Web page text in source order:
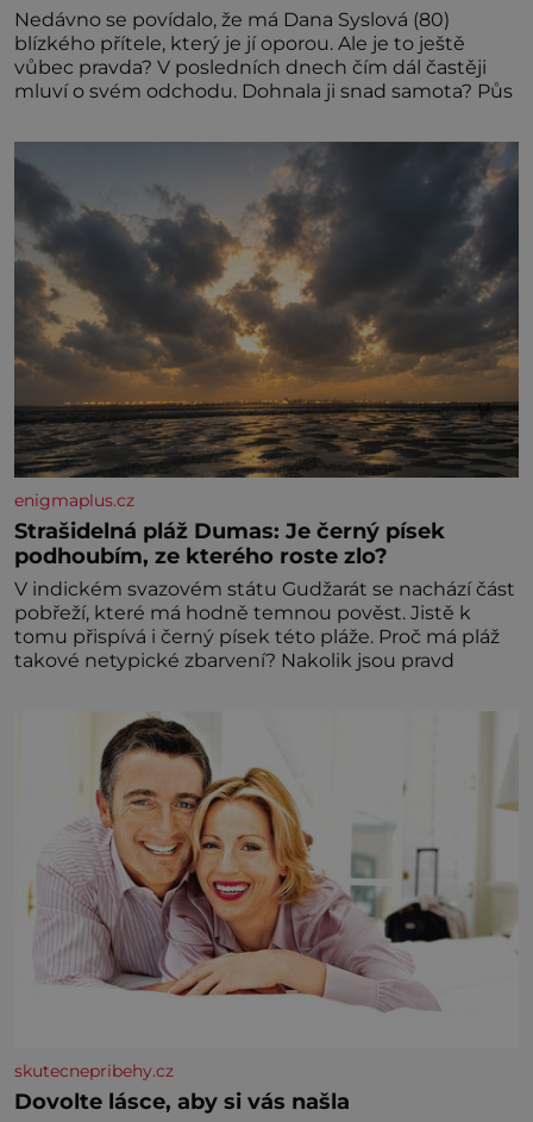
Nedávno se povídalo, že má Dana Syslová (80)
blízkého přítele, který je jí oporou. Ale je to ještě
vůbec pravda? V posledních dnech čím dál častěji
mluví o svém odchodu. Dohnala ji snad samota? Půs
enigmaplus.cz
Strašidelná pláž Dumas: Je černý písek
podhoubím, ze kterého roste zlo?
V indickém svazovém státu Gudžarát se nachází část
pobřeží, které má hodně temnou pověst. Jistě k
tomu přispívá i černý písek této pláže. Proč má pláž
takové netypické zbarvení? Nakolik jsou pravd
skutecnepribehy.cz
Dovolte lásce, aby si vás našla